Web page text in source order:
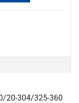
20-304/325-360